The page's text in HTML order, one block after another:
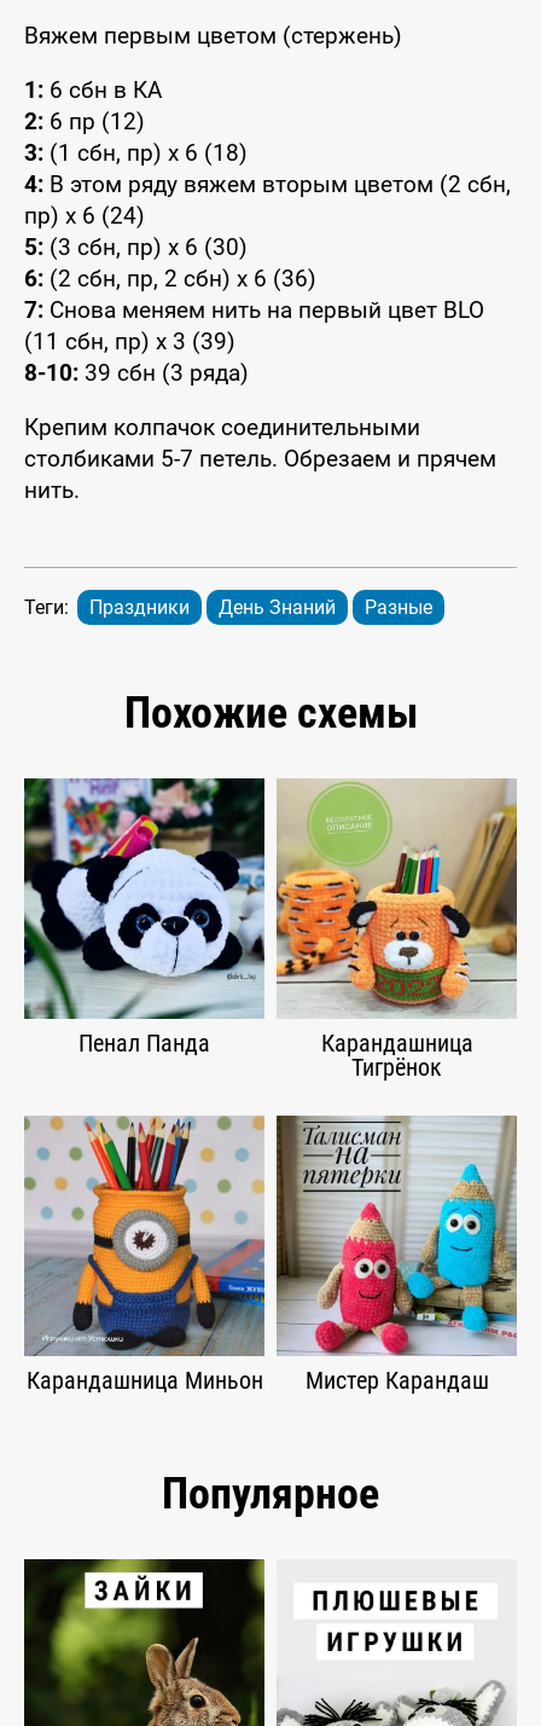
Вяжем первым цветом (стержень)
1: 6 сбн в КА
2: 6 пр (12)
3: (1 сбн, пр) x 6 (18)
4: В этом ряду вяжем вторым цветом (2 сбн,
пр) x 6 (24)
5: (3 сбн, пр) x 6 (30)
6: (2 сбн, пр, 2 сбн) x 6 (36)
7: Снова меняем нить на первый цвет BLO
(11 сбн, пр) x 3 (39)
8-10: 39 сбн (3 ряда)
Крепим колпачок соединительными
столбиками 5-7 петель. Обрезаем и прячем
нить.
Теги: Праздники День Знаний Разные
Похожие схемы
Пенал Панда
Карандашница
Тигрёнок
Карандашница Миньон Мистер Карандаш
Популярное